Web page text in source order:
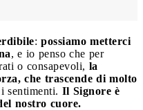
: possiamo metterci
, e io penso che per
o consapevoli, la
che trascende di molto
sentimenti. Il Signore è
nostro cuore.